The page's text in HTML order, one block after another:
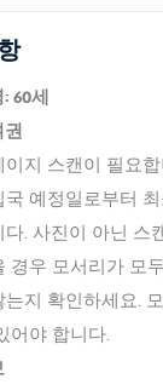
60세
권
이지 스캔이 필요
국 예정일로부터
. 사진이 아닌 스
경우 모서리가 모
는지 확인하세요.
어야 합니다.